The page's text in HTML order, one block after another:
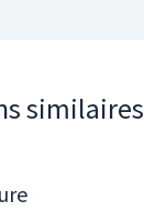
similaires